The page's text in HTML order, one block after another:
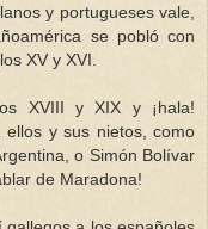
y portugueses vale,
se pobló con
XV y XVI.
XVIII y XIX y ¡hala!
ellos y sus nietos, como
o Simón Bolívar
de Maradona!